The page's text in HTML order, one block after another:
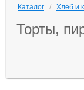
Каталог / Хлеб и
Торты,